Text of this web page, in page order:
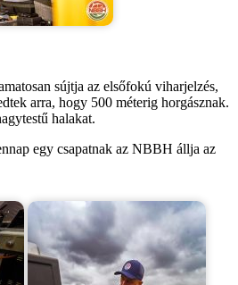
sújtja az elsőfokú viharjelzés,
arra, hogy 500 méterig horgásznak.
halakat.
egy csapatnak az NBBH állja az